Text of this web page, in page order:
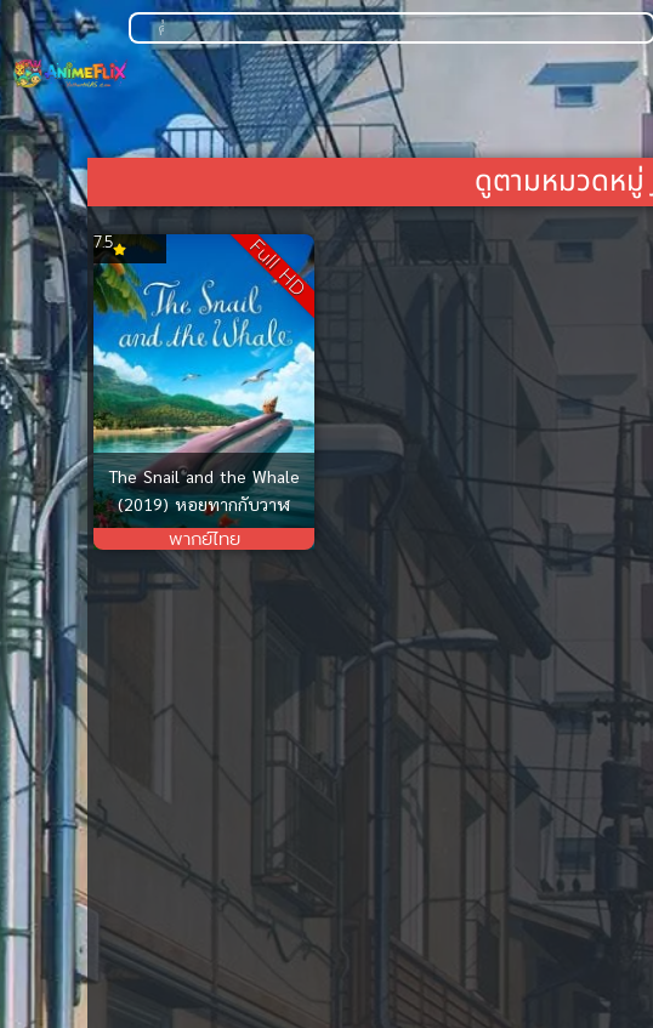
ดูตามหมวดห
Full HD
The Snail and the Whale
(2019) หอยทากกับวาฬ
พากย์ไทย
7.5